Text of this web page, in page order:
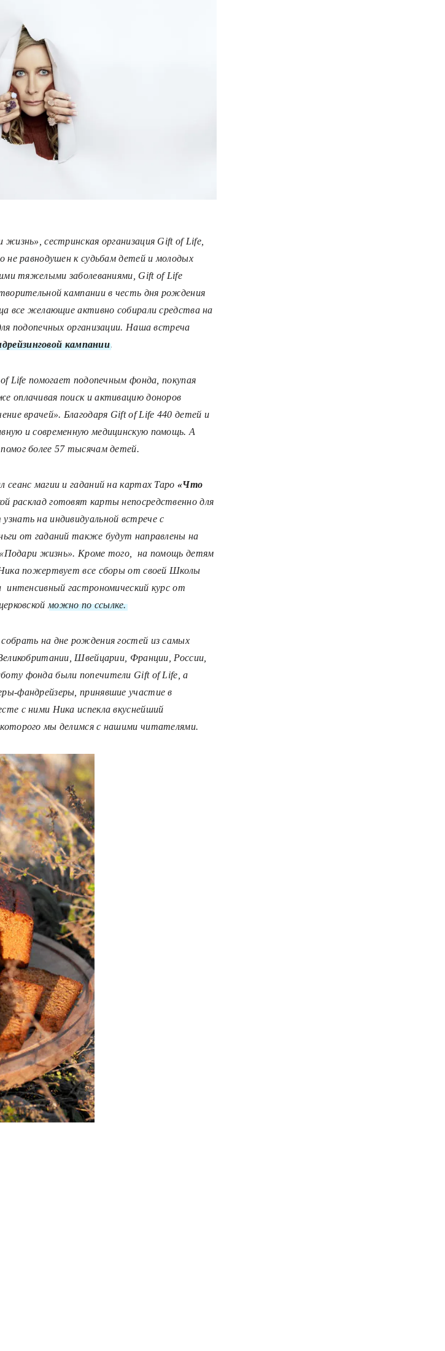
сестринская организация Gift of Life,
не равнодушен к судьбам детей и молодых
тяжелыми заболеваниями, Gift of Life
кампании в честь дня рождения
все желающие активно собирали средства на
подопечных организации. Наша встреча
кампании.
Life помогает подопечным фонда, покупая
оплачивая поиск и активацию доноров
врачей». Благодаря Gift of Life 440 детей и
и современную медицинскую помощь. А
более 57 тысячам детей.
магии и гаданий на картах Таро «Что
расклад готовят карты непосредственно для
на индивидуальной встрече с
от гаданий также будут направлены на
жизнь». Кроме того,
на помощь детям
Ника пожертвует все сборы от своей Школы
интенсивный гастрономический курс от
можно по ссылке.
на дне рождения гостей из самых
Швейцарии, Франции, России,
фонда были попечители Gift of Life, а
фандрейзеры, принявшие участие в
с ними Ника испекла вкуснейший
мы делимся с нашими читателями.